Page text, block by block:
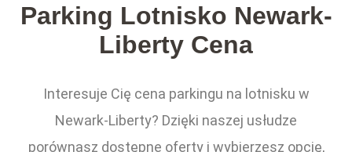
Parking Lotnisko Newark-
Liberty Cena
Interesuje Cię cena parkingu na lotnisku w
Newark-Liberty? Dzięki naszej usłudze
porównasz dostępne oferty i wybierzesz opcję,